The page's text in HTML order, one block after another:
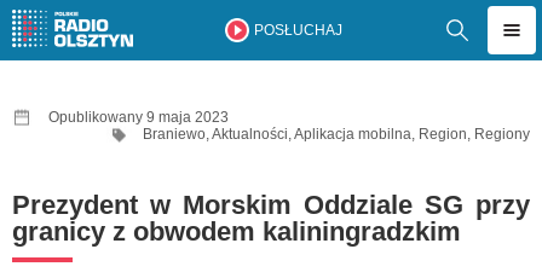
POSŁUCHAJ
Opublikowany 9 maja 2023
Braniewo,Aktualności,Aplikacja mobilna, Region, Regiony
Prezydent w Morskim Oddziale SG przy
granicy z obwodem kaliningradzkim